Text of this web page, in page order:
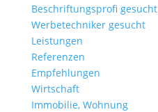
Beschriftungsprofi gesucht
Werbetechniker gesucht
Leistungen
Referenzen
Empfehlungen
Wirtschaft
Immobilie, Wohnung